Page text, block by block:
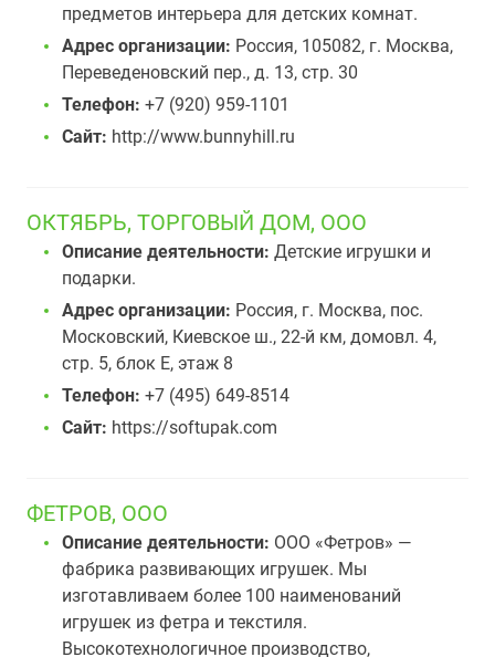
предметов интерьера для детских комнат.
Адрес организации: Россия, 105082, г. Москва,
Переведеновский пер., д. 13, стр. 30
Телефон: +7 (920) 959-1101
Сайт: http://www.bunnyhill.ru
ОКТЯБРЬ, ТОРГОВЫЙ ДОМ, ООО
Описание деятельности: Детские игрушки и
подарки.
Адрес организации: Россия, г. Москва, пос.
Московский, Киевское ш., 22-й км, домовл. 4,
стр. 5, блок Е, этаж 8
Телефон: +7 (495) 649-8514
Сайт: https://softupak.com
ФЕТРОВ, ООО
Описание деятельности: ООО «Фетров» —
фабрика развивающих игрушек. Мы
изготавливаем более 100 наименований
игрушек из фетра и текстиля.
Высокотехнологичное производство,